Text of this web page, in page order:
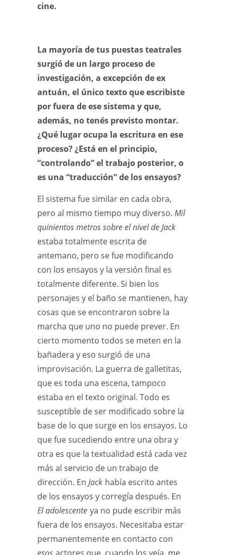
cine.
La mayoría de tus puestas teatrales
surgió de un largo proceso de
investigación, a excepción de ex
antuán, el único texto que escribiste
por fuera de ese sistema y que,
además, no tenés previsto montar.
¿Qué lugar ocupa la escritura en ese
proceso? ¿Está en el principio,
“controlando” el trabajo posterior, o
es una “traducción” de los ensayos?
El sistema fue similar en cada obra,
pero al mismo tiempo muy diverso. Mil
quinientos metros sobre el nivel de Jack
estaba totalmente escrita de
antemano, pero se fue modificando
con los ensayos y la versión final es
totalmente diferente. Si bien los
personajes y el baño se mantienen, hay
cosas que se encontraron sobre la
marcha que uno no puede prever. En
cierto momento todos se meten en la
bañadera y eso surgió de una
improvisación. La guerra de galletitas,
que es toda una escena, tampoco
estaba en el texto original. Todo es
susceptible de ser modificado sobre la
base de lo que surge en los ensayos. Lo
que fue sucediendo entre una obra y
otra es que la textualidad está cada vez
más al servicio de un trabajo de
dirección. En Jack había escrito antes
de los ensayos y corregía después. En
El adolescente ya no pude escribir más
fuera de los ensayos. Necesitaba estar
permanentemente en contacto con